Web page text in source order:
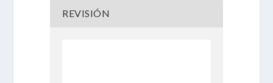
REVISIÓN